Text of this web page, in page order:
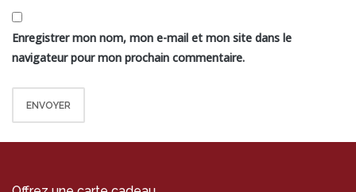
Enregistrer mon nom, mon e-mail et mon site dans le
navigateur pour mon prochain commentaire.